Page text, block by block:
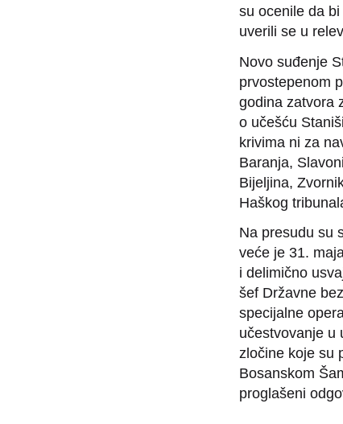
su ocenile da
uverili se u
Novo suđenje
prvostepenom
godina zatvora
o učešću
krivima ni za
Baranja,
Bijeljina,
Haškog
Na presudu su
veće je 31.
i delimično
šef Državne
specijalne
učestvovanje u
zločine koje su
Bosanskom
proglašeni